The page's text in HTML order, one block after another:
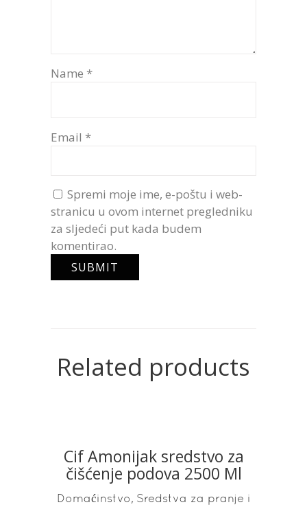
Name *
Email *
Spremi moje ime, e-poštu i web-
stranicu u ovom internet pregledniku
za sljedeći put kada budem
komentirao.
Related products
READ MORE
Cif Amonijak sredstvo za
čišćenje podova 2500 Ml
Domaćinstvo, Sredstva za pranje i